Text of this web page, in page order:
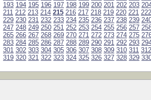
193 194 195 196 197 198 199 200 201 202 203
211 212 213 214 215 216 217 218 219 220 221 222
229 230 231 232 233 234 235 236 237 238 239
247 248 249 250 251 252 253 254 255 256 257
265 266 267 268 269 270 271 272 273 274 275
283 284 285 286 287 288 289 290 291 292 293
301 302 303 304 305 306 307 308 309 310 311 312
319 320 321 322 323 324 325 326 327 328 329